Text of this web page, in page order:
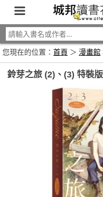
您現在的位置： 首頁 ＞ 漫畫館
鈴芽之旅 (2)、(3) 特裝版